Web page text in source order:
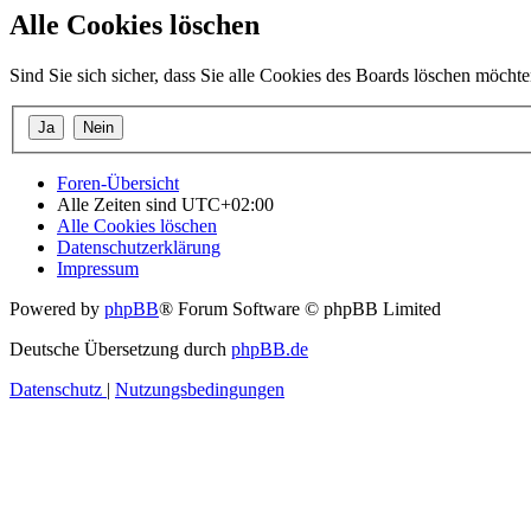
Alle Cookies löschen
Sind Sie sich sicher, dass Sie alle Cookies des Boards löschen
Foren-Übersicht
Alle Zeiten sind UTC+02:00
Alle Cookies löschen
Datenschutzerklärung
Impressum
Powered by phpBB® Forum Software © phpBB Limited
Deutsche Übersetzung durch phpBB.de
Datenschutz | Nutzungsbedingungen